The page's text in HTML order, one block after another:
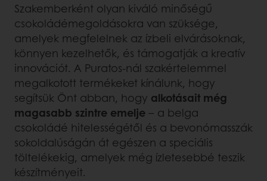
Szakemberként olyan kiváló minőségű
csokoládémegoldásokra van szüksége,
amelyek megfelelnek az ízbeli elvárásoknak,
könnyen kezelhetők, és támogatják a kreatív
innovációt. A Puratos-nál szakértelemmel
megalkotott termékeket kínálunk, hogy
segítsük Önt abban, hogy alkotásait még
magasabb szintre emelje– a belga
csokoládé hitelességétől és a bevonómasszák
sokoldalúságán át egészen a speciális
töltelékekig, amelyek még ízletesebbé teszik
készítményeit.